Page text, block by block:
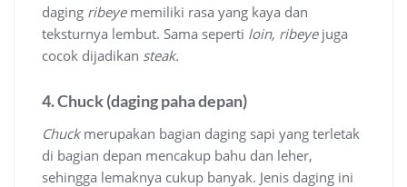
daging ribeyememiliki rasa yang kaya dan
teksturnya lembut. Sama seperti loin, ribeye juga
cocok dijadikan steak.
4. Chuck (daging paha depan)
Chuck merupakan bagian daging sapi yang terletak
di bagian depan mencakup bahu dan leher,
sehingga lemaknya cukup banyak. Jenis daging ini